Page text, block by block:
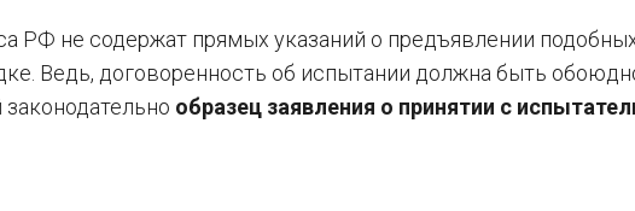
РФ не содержат прямых указаний о предъявлении
Ведь, договоренность об испытании должна быть
образец заявления о принятии с